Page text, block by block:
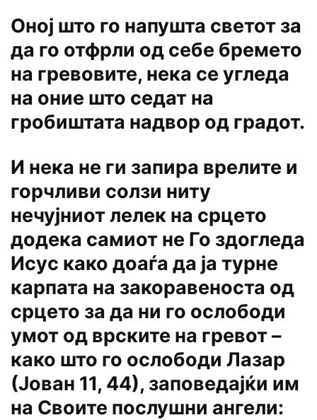
Оној што го напушта светот за
да го отфрли од себе бремето
на гревовите, нека се угледа
на оние што седат на
гробиштата надвор од градот.
И нека не ги запира врелите и
горчливи солзи ниту
нечујниот лелек на срцето
додека самиот не Го здогледа
Исус како доаѓа да ја турне
карпата на закоравеноста од
срцето за да ни го ослободи
умот од врските на гревот –
како што го ослободи Лазар
(Јован 11, 44), заповедајќи им
на Своите послушни ангели: